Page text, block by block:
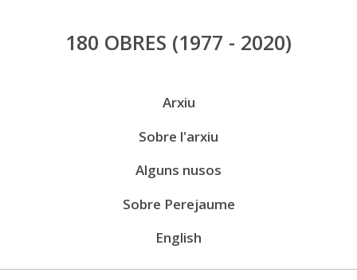
Vés
al
180 OBRES (1977 - 2020)
Arxiu
Sobre l'arxiu
Alguns nusos
Sobre Perejaume
English